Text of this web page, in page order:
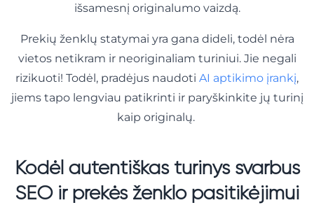
išsamesnį originalumo vaizdą.
Prekių ženklų statymai yra gana dideli, todėl nėra
vietos netikram ir neoriginaliam turiniui. Jie negali
rizikuoti! Todėl, pradėjus naudoti AI aptikimo įrankį,
jiems tapo lengviau patikrinti ir paryškinkite jų turinį
kaip originalų.
Kodėl autentiškas turinys svarbus
SEO ir prekės ženklo pasitikėjimui